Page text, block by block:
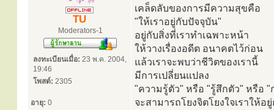
TU
Moderators-1
ลงทะเบียนเมื่อ: 23 พ.ค. 2004,
19:46
โพสต์: 2305
อายุ: 0
เคล็ดลับของการมีความสุขคือ
"ให้เราอยู่กับปัจจุบัน"
อยู่กับสิ่งที่เราทำเฉพาะหน้า
ให้วางเรื่องอดีต อนาคตไว้ก่อน
แล้วเราจะพบว่าชีวิตของเรานี้
มีการเปลี่ยนแปลง
"ความรู้ตัว" หรือ "รู้สึกตัว" หรือ "
จะสามารถโยงจิตโยงใจเราให้อ